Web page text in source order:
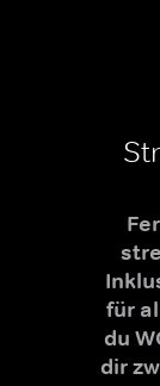
für
du
dir